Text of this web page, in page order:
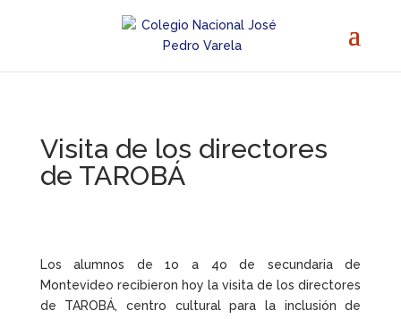
Visita de los directores
de TAROBÁ
Los alumnos de 1o a 4o de secundaria de
Montevideo recibieron hoy la visita de los directores
de TAROBÁ, centro cultural para la inclusión de